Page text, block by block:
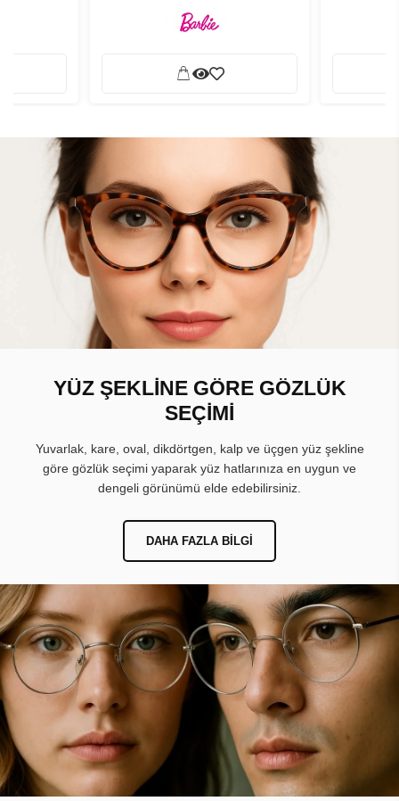
YÜZ ŞEKLİNE GÖRE GÖZLÜK
SEÇİMİ
Yuvarlak, kare, oval, dikdörtgen, kalp ve üçgen yüz şekline
göre gözlük seçimi yaparak yüz hatlarınıza en uygun ve
dengeli görünümü elde edebilirsiniz.
DAHA FAZLA BILGI